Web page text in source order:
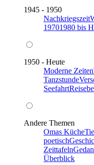
1945 - 1950
Nachkriegszeit
19701980 bis
1950 - Heute
Moderne Zeiten
Tanzstunde
Seefahrt
Andere Themen
Omas Küche
poetisch
Zeittafeln
Überblick